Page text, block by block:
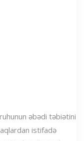
əbədi təbiətini
istifadə